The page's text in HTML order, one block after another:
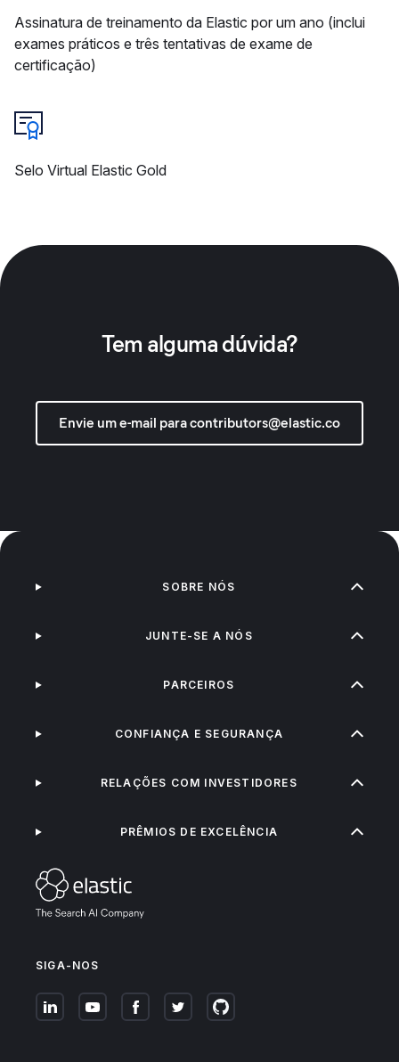
Assinatura de treinamento da Elastic por um ano (inclui
exames práticos e três tentativas de exame de
certificação)
Selo Virtual Elastic Gold
Tem alguma dúvida?
Envie um e-mail para contributors@elastic.co
SIGA-NOS
SOBRE NÓS
JUNTE-SE A NÓS
PARCEIROS
CONFIANÇA E SEGURANÇA
RELAÇÕES COM INVESTIDORES
PRÊMIOS DE EXCELÊNCIA